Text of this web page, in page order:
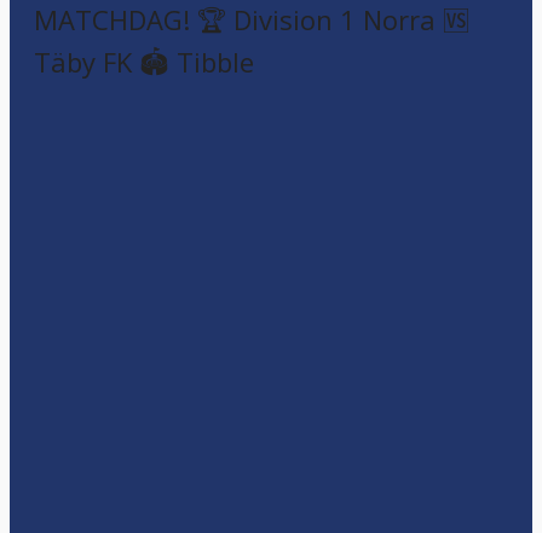
MATCHDAG! 🏆 Division 1 Norra 🆚
Täby FK 🏟️ Tibble